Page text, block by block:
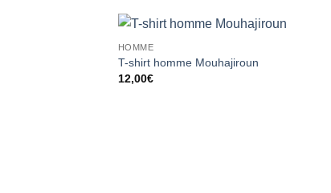
HOMME
T-shirt homme Mouhajiroun
12,00€